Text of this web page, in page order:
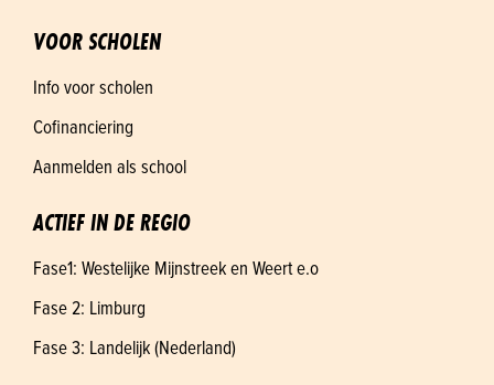
VOOR SCHOLEN
Info voor scholen
Cofinanciering
Aanmelden als school
ACTIEF IN DE REGIO
Fase1: Westelijke Mijnstreek en Weert e.o
Fase 2: Limburg
Fase 3: Landelijk (Nederland)